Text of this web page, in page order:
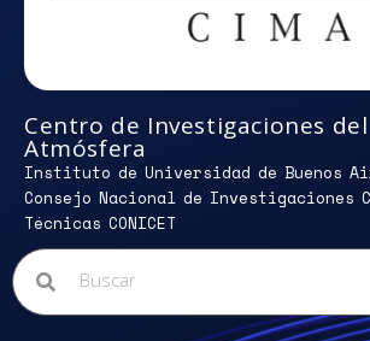
Centro de Investigaciones
Atmósfera
Instituto de Universidad de Buenos
Consejo Nacional de
Técnicas CONICET